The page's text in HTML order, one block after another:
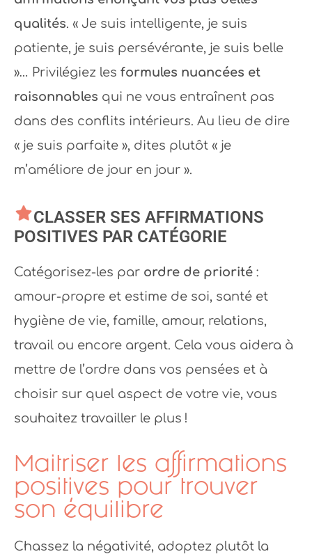
qualités. « Je suis intelligente, je suis
patiente, je suis persévérante, je suis belle
»… Privilégiez les formules nuancées et
raisonnables qui ne vous entraînent pas
dans des conflits intérieurs. Au lieu de dire
« je suis parfaite », dites plutôt « je
m’améliore de jour en jour ».
CLASSER SES AFFIRMATIONS
POSITIVES PAR CATÉGORIE
Catégorisez-les par ordre de priorité :
amour-propre et estime de soi, santé et
hygiène de vie, famille, amour, relations,
travail ou encore argent. Cela vous aidera à
mettre de l’ordre dans vos pensées et à
choisir sur quel aspect de votre vie, vous
souhaitez travailler le plus !
Maitriser les affirmations
positives pour trouver
son équilibre
Chassez la négativité, adoptez plutôt la